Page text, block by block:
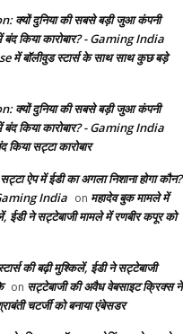
दुनिया की सबसे बड़ी जुआ कंपनी
किया कारोबार? - Gaming India
में बॉलीवुड स्टार्स के साथ साथ कुछ बड़े
दुनिया की सबसे बड़ी जुआ कंपनी
किया कारोबार? - Gaming India
सट्टा कारोबार
ऐप में ईडी का अगला निशाना होगा कौन?
Gaming India on महादेव बुक मामले में
ईडी ने सट्टेबाजी मामले में रणबीर कपूर को
की बढ़ी मुश्किलें, ईडी ने सट्टेबाजी
on सट्टेबाजी की अवैध वेबसाइट क्रिक्स ने
चटर्जी को बनाया एंबेसडर